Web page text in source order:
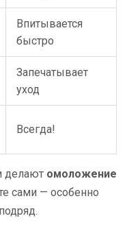
Впитывается
быстро
Запечатывает
уход
Всегда!
делают омоложение
сами — особенно